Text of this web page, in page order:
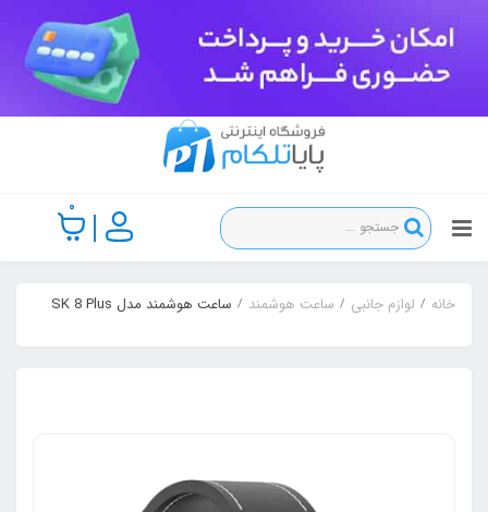
0
خانه لوازم جانبی ساعت هوشمند ساعت هوشمند مدل SK 8 Plus